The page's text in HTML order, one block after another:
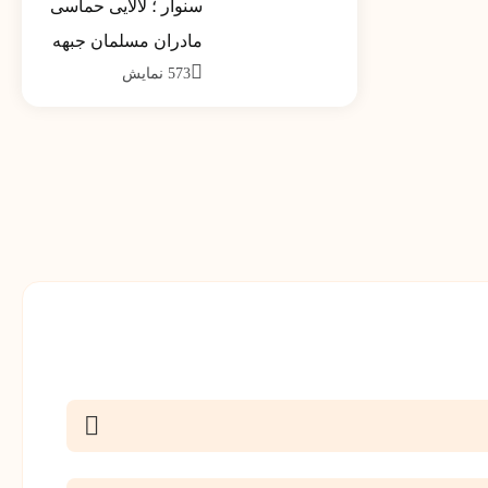
کشور تیر ماه 1390
سنوار ؛ لالایی حماسی
مادران مسلمان جبهه
مقاومت خواهد شد
573 نمایش